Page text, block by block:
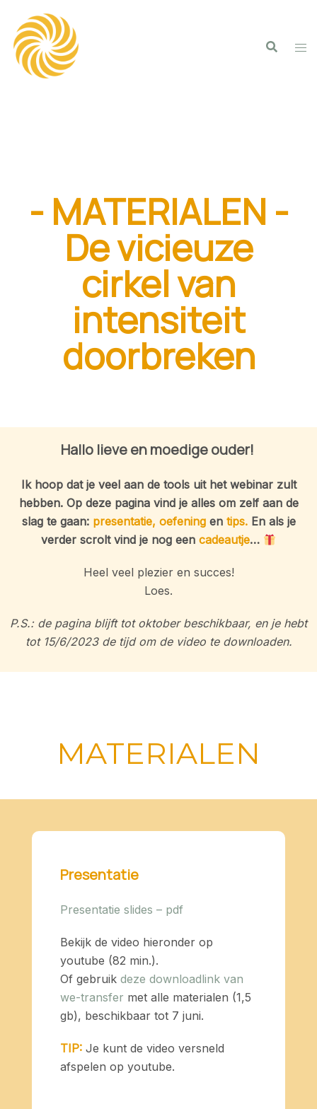
- MATERIALEN -
De vicieuze
cirkel van
intensiteit
doorbreken
Hallo lieve en moedige ouder!
Ik hoop dat je veel aan de tools uit het webinar zult
hebben. Op deze pagina vind je alles om zelf aan de
slag te gaan: presentatie, oefeningen tips. En als je
verder scrolt vind je nog een cadeautje…
Heel veel plezier en succes!
Loes.
P.S.: de pagina blijft tot oktober beschikbaar, en je hebt
tot 15/6/2023 de tijd om de video te downloaden.
MATERIALEN
Presentatie
Presentatie slides – pdf
Bekijk de video hieronder op
youtube (82 min.).
Of gebruik deze downloadlink van
we-transfer met alle materialen (1,5
gb), beschikbaar tot 7 juni.
TIP: Je kunt de video versneld
afspelen op youtube.